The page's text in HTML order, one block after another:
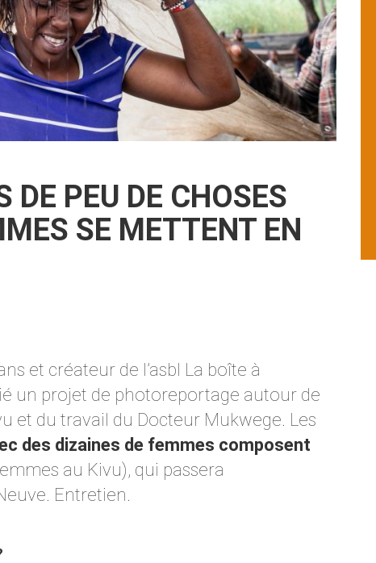
DE PEU DE CHOSES
SE METTENT EN
et créateur de l’asbl La boîte à
un projet de photoreportage autour de
et du travail du Docteur Mukwege. Les
des dizaines de femmes composent
au Kivu), qui passera
Entretien.